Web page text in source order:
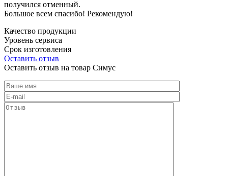
получился отменный.
Большое всем спасибо! Рекомендую!
Качество продукции
Уровень сервиса
Срок изготовления
Оставить отзыв
Оставить отзыв на товар Симус